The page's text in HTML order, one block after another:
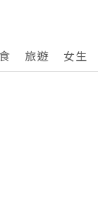
旅遊 女生